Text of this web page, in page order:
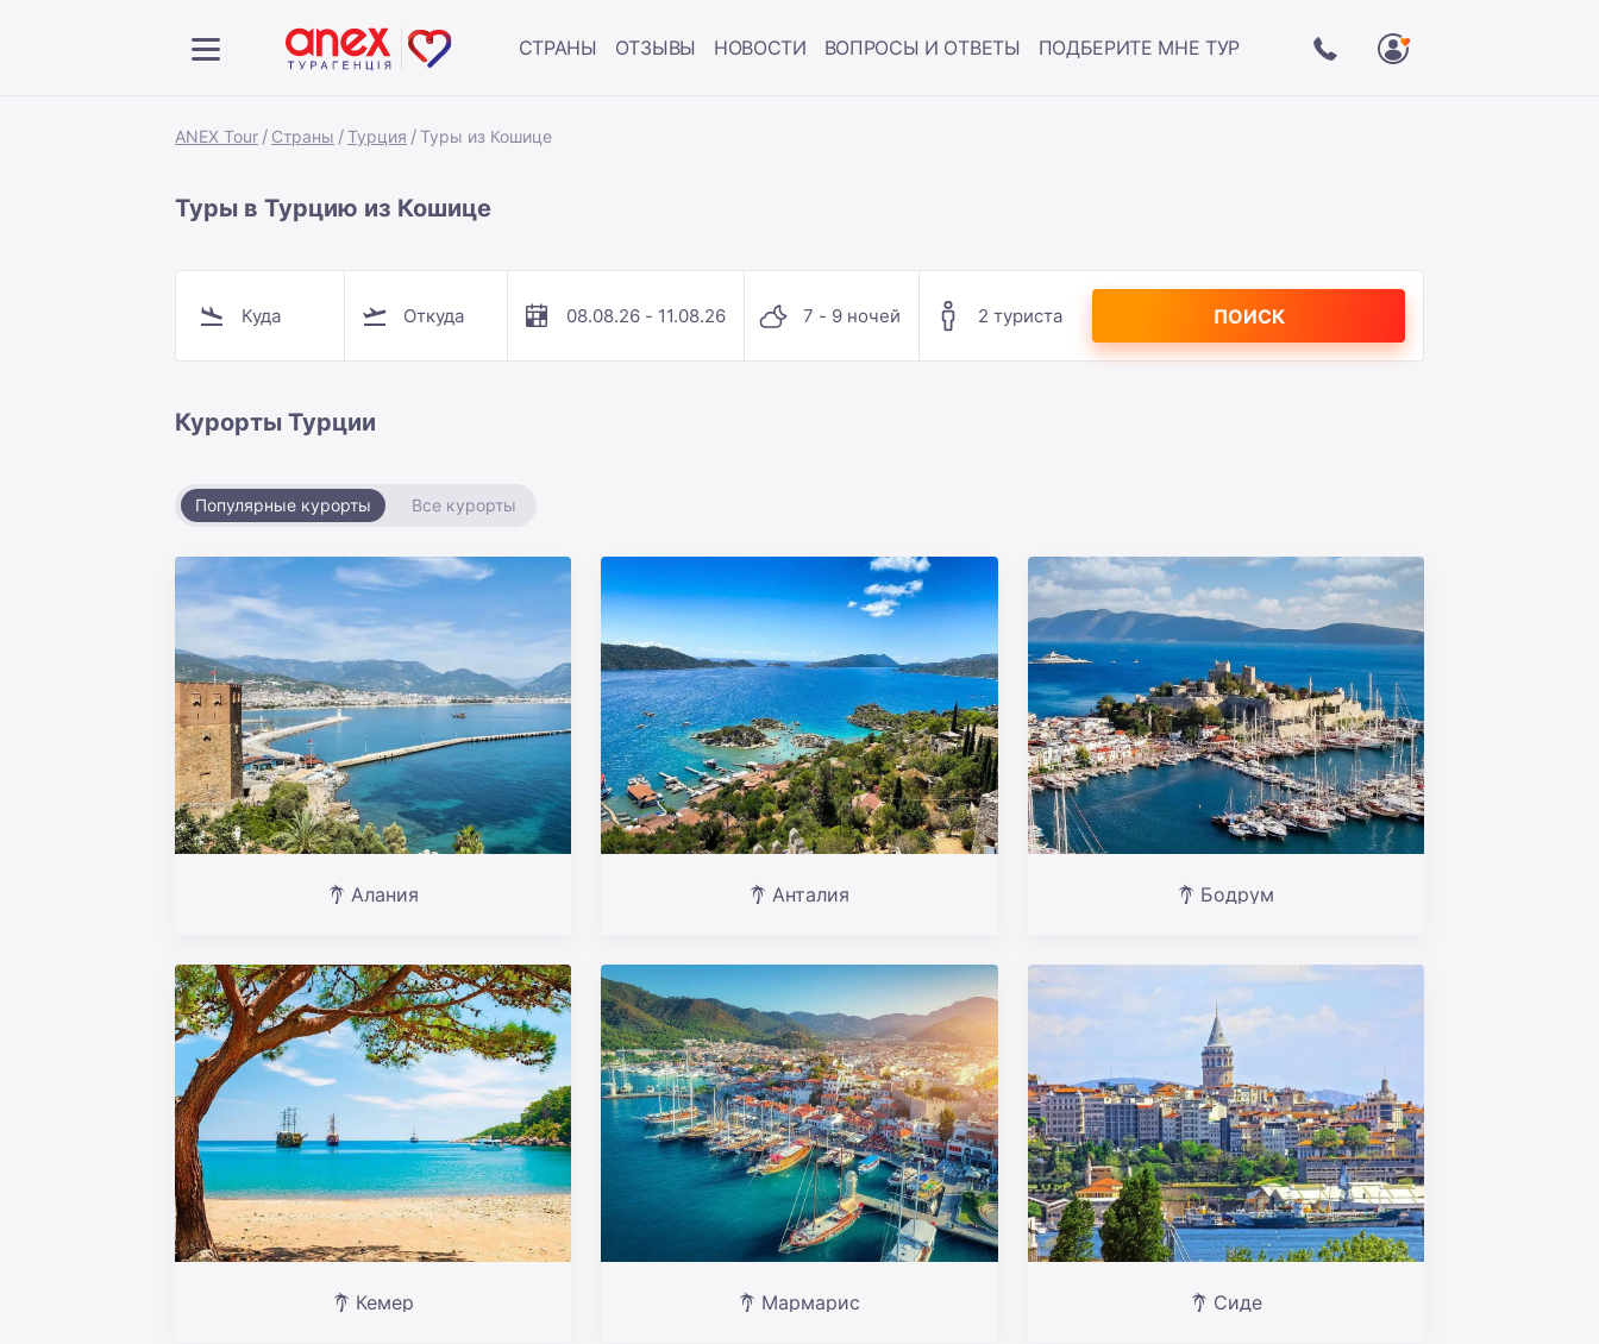
СТРАНЫ ОТЗЫВЫ НОВОСТИ ВОПРОСЫ И ОТВЕТЫ ПОДБЕРИТЕ МНЕ ТУР
ANEX Tour Страны Турция Туры из Кошице
Туры в Турцию из Кошице
Куда Откуда 08.08.26 - 11.08.26 7 - 9 ночей 2 туриста ПОИСК
Курорты Турции
Популярные курорты Все курорты
Алания Анталия Бодрум
Кемер Мармарис Сиде